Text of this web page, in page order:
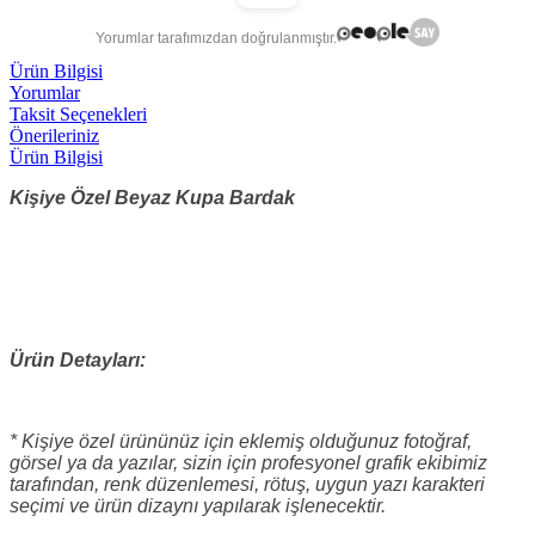
Yorumlar tarafımızdan doğrulanmıştır.
Ürün Bilgisi
Yorumlar
Taksit Seçenekleri
Önerileriniz
Ürün Bilgisi
Kişiye Özel Beyaz Kupa Bardak
Ürün Detayları:
* Kişiye özel ürününüz için eklemiş olduğunuz fotoğraf,
görsel ya da yazılar, sizin için profesyonel grafik ekibimiz
tarafından, renk düzenlemesi, rötuş, uygun yazı karakteri
seçimi ve ürün dizaynı yapılarak işlenecektir.